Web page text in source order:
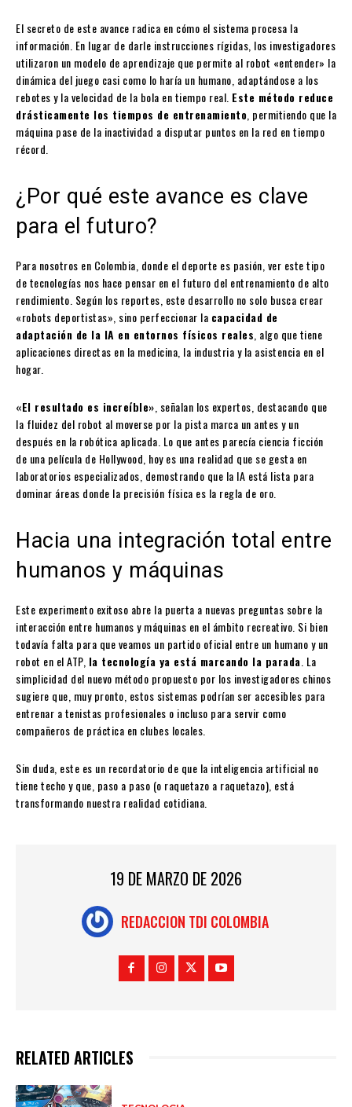
El secreto de este avance radica en cómo el sistema procesa la
información. En lugar de darle instrucciones rígidas, los investigadores
utilizaron un modelo de aprendizaje que permite al robot «entender» la
dinámica del juego casi como lo haría un humano, adaptándose a los
rebotes y la velocidad de la bola en tiempo real. Este método reduce
drásticamente los tiempos de entrenamiento , permitiendo que la
máquina pase de la inactividad a disputar puntos en la red en tiempo
récord.
¿Por qué este avance es clave
para el futuro?
Para nosotros en Colombia, donde el deporte es pasión, ver este tipo
de tecnologías nos hace pensar en el futuro del entrenamiento de alto
rendimiento. Según los reportes, este desarrollo no solo busca crear
«robots deportistas», sino perfeccionar la capacidad de
adaptación de la IA en entornos físicos reales , algo que tiene
aplicaciones directas en la medicina, la industria y la asistencia en el
hogar.
«El resultado es increíble» , señalan los expertos, destacando que
la fluidez del robot al moverse por la pista marca un antes y un
después en la robótica aplicada. Lo que antes parecía ciencia ficción
de una película de Hollywood, hoy es una realidad que se gesta en
laboratorios especializados, demostrando que la IA está lista para
dominar áreas donde la precisión física es la regla de oro.
Hacia una integración total entre
humanos y máquinas
Este experimento exitoso abre la puerta a nuevas preguntas sobre la
interacción entre humanos y máquinas en el ámbito recreativo. Si bien
todavía falta para que veamos un partido oficial entre un humano y un
robot en el ATP, la tecnología ya está marcando la parada . La
simplicidad del nuevo método propuesto por los investigadores chinos
sugiere que, muy pronto, estos sistemas podrían ser accesibles para
entrenar a tenistas profesionales o incluso para servir como
compañeros de práctica en clubes locales.
Sin duda, este es un recordatorio de que la inteligencia artificial no
tiene techo y que, paso a paso (o raquetazo a raquetazo), está
transformando nuestra realidad cotidiana.
19 DE MARZO DE 2026
REDACCION TDI COLOMBIA
RELATED ARTICLES